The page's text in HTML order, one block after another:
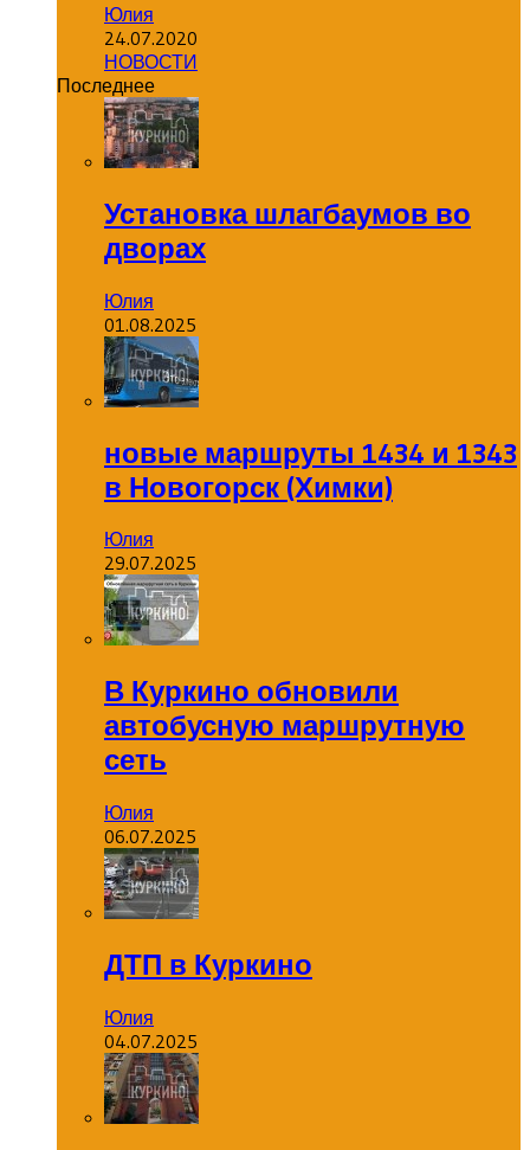
Юлия
24.07.2020
НОВОСТИ
Последнее
Установка шлагбаумов во
дворах
Юлия
01.08.2025
новые маршруты 1434 и 1343
в Новогорск (Химки)
Юлия
29.07.2025
В Куркино обновили
автобусную маршрутную
сеть
Юлия
06.07.2025
ДТП в Куркино
Юлия
04.07.2025